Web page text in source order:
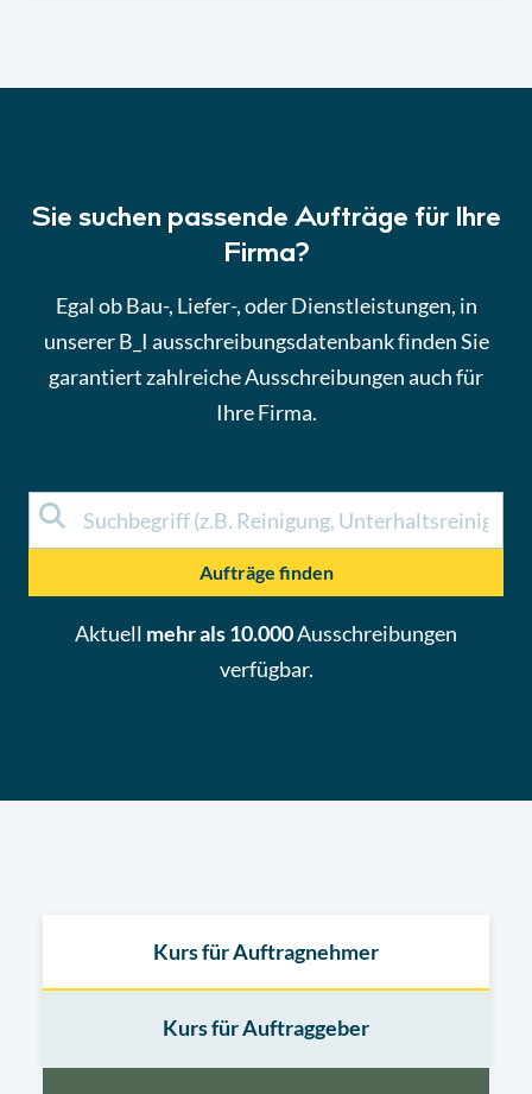
Sie suchen passende Aufträge für Ihre
Firma?
Egal ob Bau-, Liefer-, oder Dienstleistungen, in
unserer B_I ausschreibungsdatenbank finden Sie
garantiert zahlreiche Ausschreibungen auch für
Ihre Firma.
Aufträge finden
Aktuell mehr als 10.000Ausschreibungen
verfügbar.
Kurs für Auftragnehmer
Kurs für Auftraggeber